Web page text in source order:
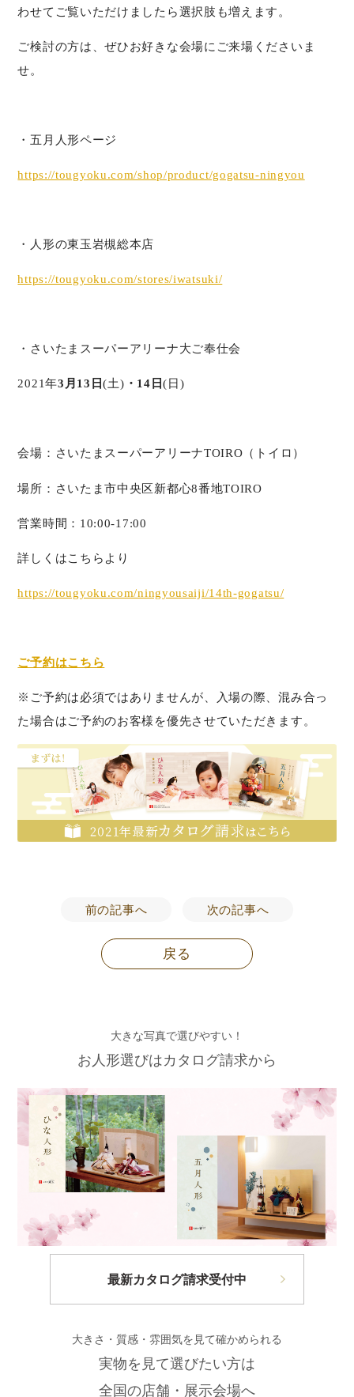
わせてご覧いただけましたら選択肢も増えます。
ご検討の方は、ぜひお好きな会場にご来場くださいま
せ。
・五月人形ページ
https://tougyoku.com/shop/product/gogatsu-ningyou
・人形の東玉岩槻総本店
https://tougyoku.com/stores/iwatsuki/
・さいたまスーパーアリーナ大ご奉仕会
2021年3 月 13 日(土) ・ 14 日(日)
会場：さいたまスーパーアリーナTOIRO（トイロ）
場所：さいたま市中央区新都心8番地TOIRO
営業時間：10:00-17:00
詳しくはこちらより
https://tougyoku.com/ningyousaiji/14th-gogatsu/
ご予約はこちら
※ご予約は必須ではありませんが、入場の際、混み合っ
た場合はご予約のお客様を優先させていただきます。
前の記事へ 次の記事へ
戻る
大きな写真で選びやすい！
お人形選びはカタログ請求から
最新カタログ請求受付中
大きさ・質感・雰囲気を見て確かめられる
実物を見て選びたい方は
全国の店舗・展示会場へ